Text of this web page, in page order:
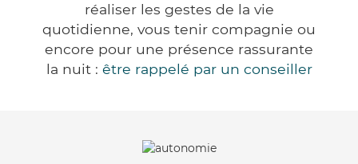
réaliser les gestes de la vie
quotidienne, vous tenir compagnie ou
encore pour une présence rassurante
la nuit : être rappelé par un conseiller